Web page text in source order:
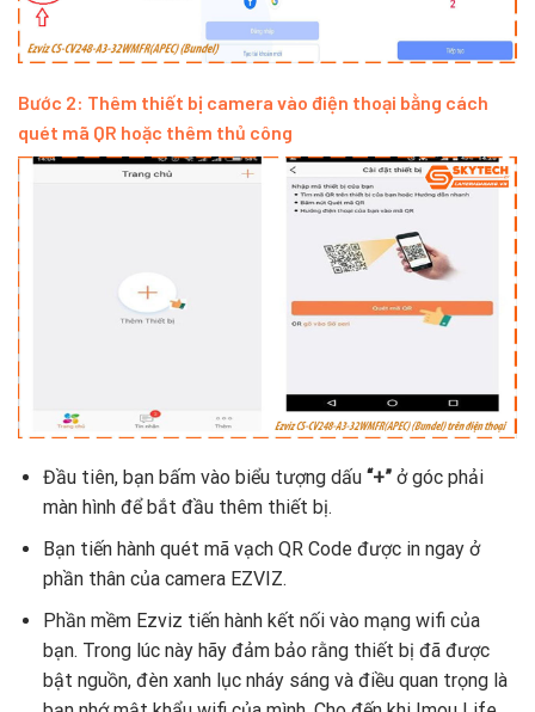
Bước 2: Thêm thiết bị camera vào điện thoại bằng cách
quét mã QR hoặc thêm thủ công
Đầu tiên, bạn bấm vào biểu tượng dấu “+”ở góc phải
màn hình để bắt đầu thêm thiết bị.
Bạn tiến hành quét mã vạch QR Code được in ngay ở
phần thân của camera EZVIZ.
Phần mềm Ezviz tiến hành kết nối vào mạng wifi của
bạn. Trong lúc này hãy đảm bảo rằng thiết bị đã được
bật nguồn, đèn xanh lục nháy sáng và điều quan trọng là